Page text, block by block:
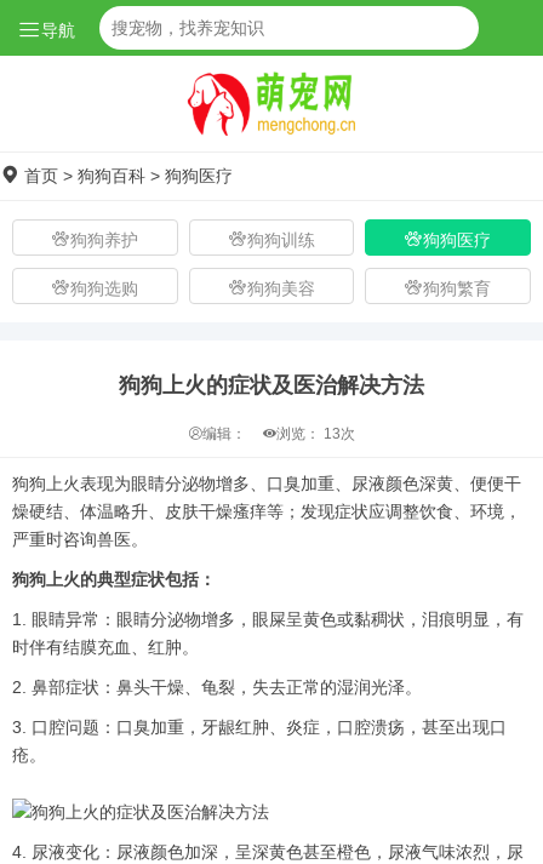
导航
首页 > 狗狗百科 > 狗狗医疗
狗狗养护 狗狗训练 狗狗医疗
狗狗选购 狗狗美容 狗狗繁育
狗狗上火的症状及医治解决方法
编辑： 浏览： 13次
狗狗上火表现为眼睛分泌物增多、口臭加重、尿液颜色深黄、便便干
燥硬结、体温略升、皮肤干燥瘙痒等；发现症状应调整饮食、环境，
严重时咨询兽医。
狗狗上火的典型症状包括：
1. 眼睛异常：眼睛分泌物增多，眼屎呈黄色或黏稠状，泪痕明显，有
时伴有结膜充血、红肿。
2. 鼻部症状：鼻头干燥、龟裂，失去正常的湿润光泽。
3. 口腔问题：口臭加重，牙龈红肿、炎症，口腔溃疡，甚至出现口
疮。
4. 尿液变化：尿液颜色加深，呈深黄色甚至橙色，尿液气味浓烈，尿